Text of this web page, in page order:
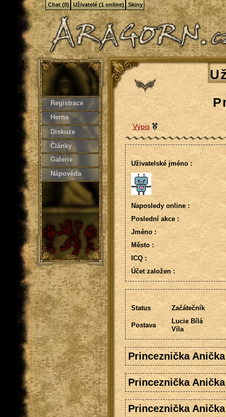
Registrace
Herna
Diskuze
Články
Galerie
Nápověda
Výpis
Uživatelské jméno :
Naposledy online :
Poslední akce :
Jméno :
Město :
ICQ :
Účet založen :
Status Začátečník
Postava
Lucie Bílá
Víla
Princeznička
Princeznička
Princeznička
Chat (0) Uživatelé (1 online) Skiny